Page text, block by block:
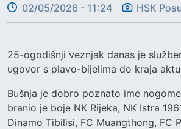
02/05/2026 - 11:24
HSK
25-ogodišnji veznjak danas je
ugovor s plavo-bijelima do kraja
Bušnja je dobro poznato ime
branio je boje NK Rijeka, NK Istra
Dinamo Tibilisi, FC Muangthong, FC